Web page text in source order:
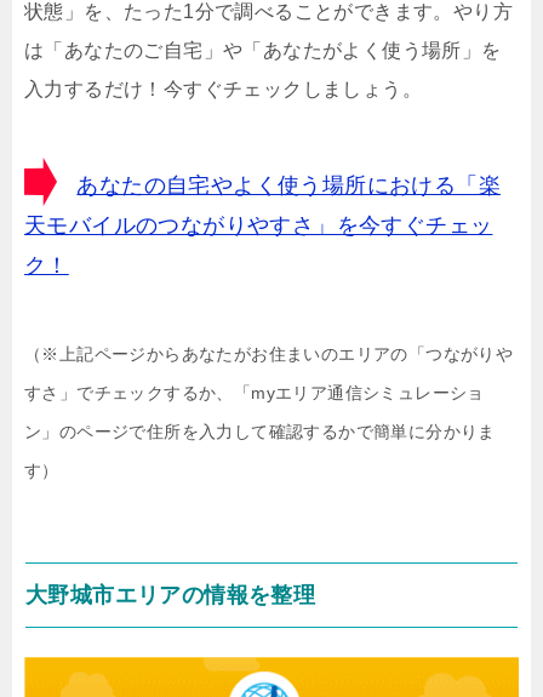
状態」を、たった1分で調べることができます。やり方
は「あなたのご自宅」や「あなたがよく使う場所」を
入力するだけ！今すぐチェックしましょう。
あなたの自宅やよく使う場所における「楽
天モバイルのつながりやすさ」を今すぐチェッ
ク！
（※上記ページからあなたがお住まいのエリアの「つながりや
すさ」でチェックするか、「myエリア通信シミュレーショ
ン」のページで住所を入力して確認するかで簡単に分かりま
す）
大野城市エリアの情報を整理